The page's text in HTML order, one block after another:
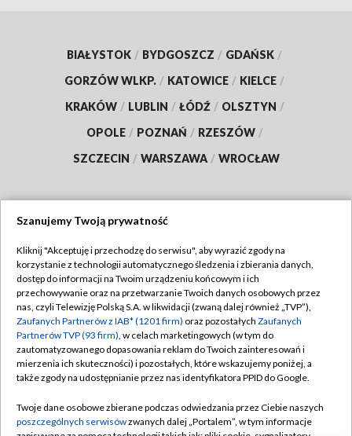
BIAŁYSTOK / BYDGOSZCZ / GDAŃSK /
GORZÓW WLKP. / KATOWICE / KIELCE /
KRAKÓW / LUBLIN / ŁÓDŹ / OLSZTYN /
OPOLE / POZNAŃ / RZESZÓW /
SZCZECIN / WARSZAWA / WROCŁAW
TVP
Abonament TVP
Emisja w TVP
Centrum informacji TVP
Naziemna Telewizja Cyfrowa
Rada Programowa
Regulamin TVP
Polityka prywatności
Moje zgody
Pomoc
Kontakt
Szanujemy Twoją prywatność
Kliknij "Akceptuję i przechodzę do serwisu", aby wyrazić zgody na
korzystanie z technologii automatycznego śledzenia i zbierania danych,
dostęp do informacji na Twoim urządzeniu końcowym i ich
przechowywanie oraz na przetwarzanie Twoich danych osobowych przez
nas, czyli Telewizję Polską S.A. w likwidacji (zwaną dalej również „TVP”),
Zaufanych Partnerów z IAB* (1201 firm) oraz pozostałych Zaufanych
Partnerów TVP (93 firm), w celach marketingowych (w tym do
zautomatyzowanego dopasowania reklam do Twoich zainteresowań i
mierzenia ich skuteczności) i pozostałych, które wskazujemy poniżej, a
także zgody na udostępnianie przez nas identyfikatora PPID do Google.
Twoje dane osobowe zbierane podczas odwiedzania przez Ciebie naszych
poszczególnych serwisówzwanych dalej „Portalem”, w tym informacje